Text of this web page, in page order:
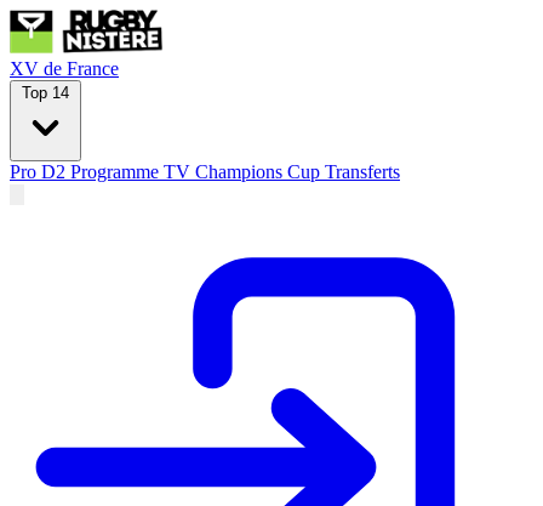
XV de France
Top 14
Pro D2 Programme TV Champions Cup Transferts